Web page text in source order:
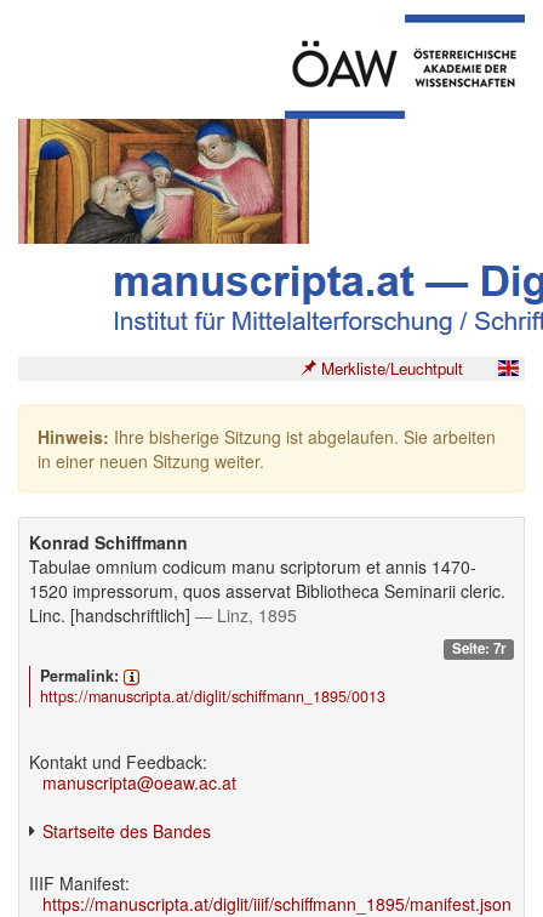
Merkliste/Leuchtpult
Hinweis: Ihre bisherige Sitzung ist abgelaufen. Sie arbeiten
in einer neuen Sitzung weiter.
Konrad Schiffmann
Tabulae omnium codicum manu scriptorum et annis 1470-
1520 impressorum, quos asservat Bibliotheca Seminarii cleric.
Linc. [handschriftlich] — Linz, 1895
Seite: 7r
Permalink:
https://manuscripta.at/diglit/schiffmann_1895/0013
Kontakt und Feedback:
manuscripta@oeaw.ac.at
Startseite des Bandes
IIIF Manifest:
https://manuscripta.at/diglit/iiif/schiffmann_1895/manifest.json